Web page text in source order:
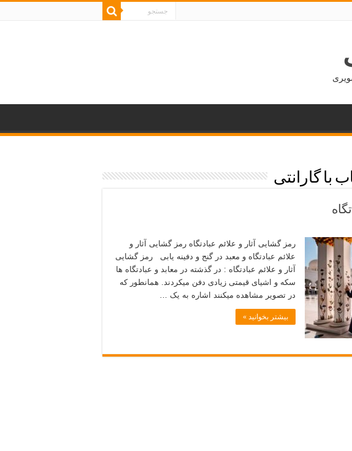
با گارانتی
رمز گشایی آثار و علائم عبادتگاه رمز گشایی آثار و
علائم عبادتگاه و معبد در گنج و دفینه یابی رمز گشایی
آثار و علائم عبادتگاه : در گذشته در معابد و عبادتگاه ها
سکه و اشیای قیمتی زیادی دفن میکردند. همانطور که
در تصویر مشاهده میکنند اشاره به یک …
بیشتر بخوانید »